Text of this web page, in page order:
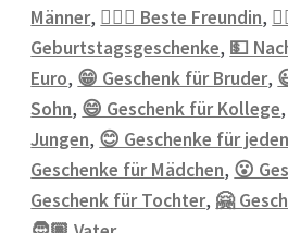
Männer, 💁🏼‍♀️ Beste Freundin,
Geburtstagsgeschenke, 💵
Euro, 😁 Geschenk für Bruder,
Sohn, 😄 Geschenk für Kollege,
Jungen, 😊 Geschenke für
Geschenke für Mädchen, 😮
Geschenk für Tochter, 🤗